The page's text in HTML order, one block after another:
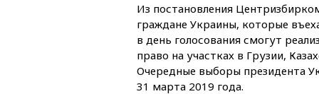
Из постановления
граждане Украины, которые
в день голосования смогут
право на участках в Грузии,
Очередные выборы президента
31 марта 2019 года.